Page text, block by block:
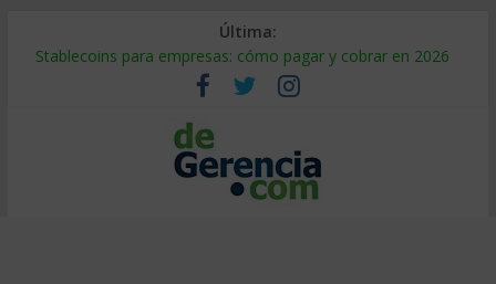
Última:
Stablecoins para empresas: cómo pagar y cobrar en 2026
Despido silencioso: qué es y por qué sale tan caro
IA en selección de personal: cómo auditarla a tiempo
Trabajo forzoso en la cadena de suministro: qué hacer
Mercado hispano de EE. UU.: cómo segmentarlo y venderle